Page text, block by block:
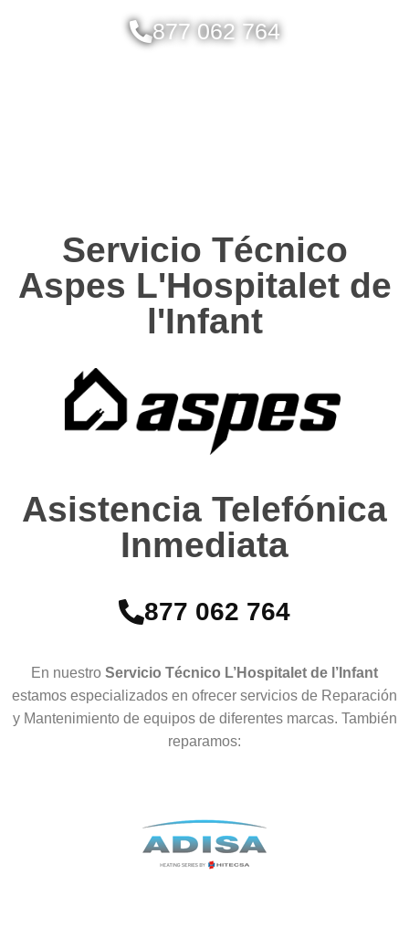
877 062 764
Servicio Técnico
Aspes L'Hospitalet de
l'Infant
Asistencia Telefónica
Inmediata
877 062 764
En nuestro Servicio Técnico L’Hospitalet de l’Infant
estamos especializados en ofrecer servicios de Reparación
y Mantenimiento de equipos de diferentes marcas. También
reparamos: